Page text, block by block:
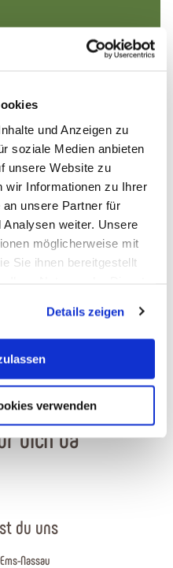
und Anzeigen zu
soziale Medien anbieten
unsere Website zu
wir Informationen zu Ihrer
unsere Partner für
weiter. Unsere
möglicherweise mit
Sie ihnen bereitgestellt
weiterhin nutzen.
Details zeigen
verwenden
dich da
du uns
Nassau